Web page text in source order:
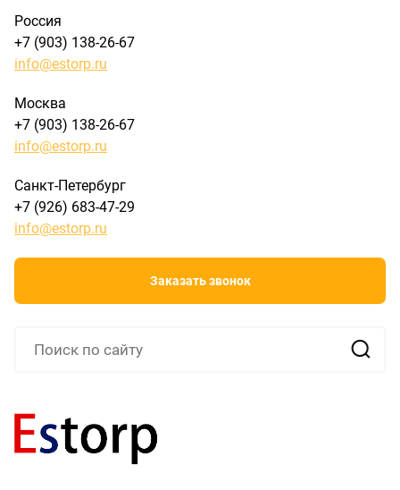
Россия
+7 (903) 138-26-67
info@estorp.ru
Москва
+7 (903) 138-26-67
info@estorp.ru
Санкт-Петербург
+7 (926) 683-47-29
info@estorp.ru
Заказать звонок